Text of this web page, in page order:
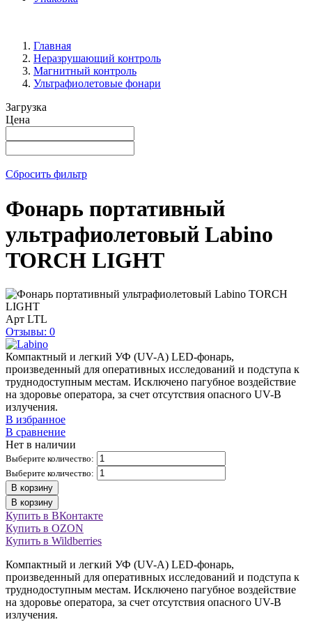
Главная
Неразрушающий контроль
Магнитный контроль
Ультрафиолетовые фонари
Загрузка
Цена
Сбросить фильтр
Фонарь портативный
ультрафиолетовый Labino
TORCH LIGHT
Арт LTL
Отзывы: 0
Компактный и легкий УФ (UV-A) LED-фонарь,
произведенный для оперативных исследований и подступа к
труднодоступным местам. Исключено пагубное воздействие
на здоровье оператора, за счет отсутствия опасного UV-B
излучения.
В избранное
В сравнение
Нет в наличии
Выберите количество:
Выберите количество:
В корзину
В корзину
Купить в ВКонтакте
Купить в OZON
Купить в Wildberries
Компактный и легкий УФ (UV-A) LED-фонарь,
произведенный для оперативных исследований и подступа к
труднодоступным местам. Исключено пагубное воздействие
на здоровье оператора, за счет отсутствия опасного UV-B
излучения.